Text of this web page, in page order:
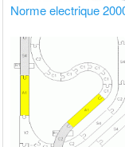
Norme electrique